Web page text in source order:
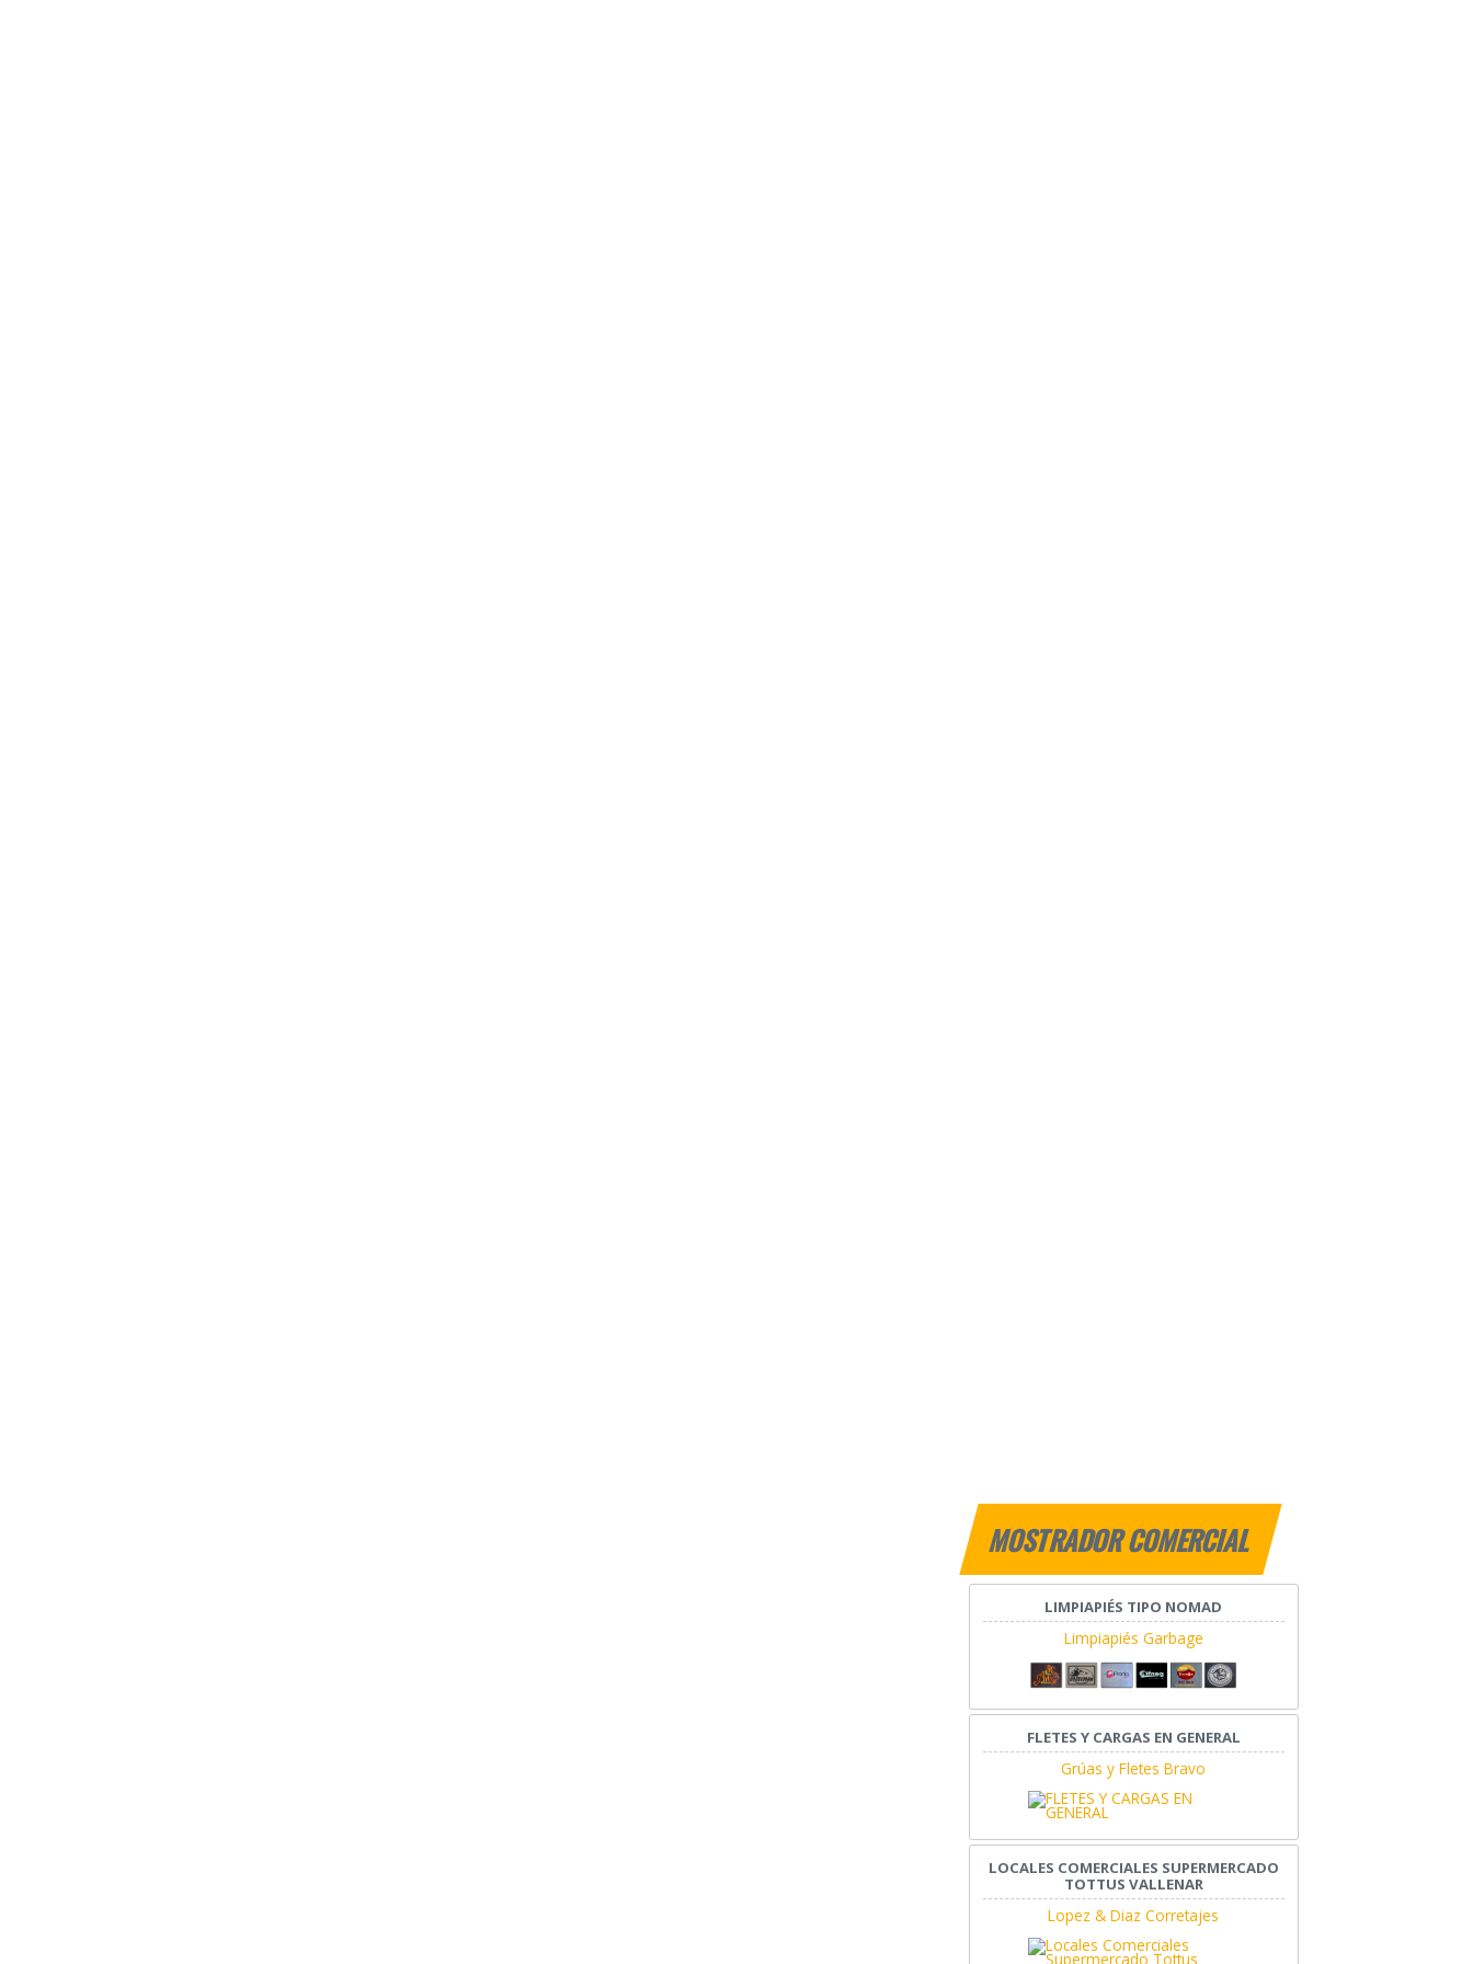
MOSTRADOR COMERCIAL
LIMPIAPIÉS TIPO NOMAD
Limpiapiés Garbage
FLETES Y CARGAS EN GENERAL
Grúas y Fletes Bravo
LOCALES COMERCIALES SUPERMERCADO
TOTTUS VALLENAR
Lopez & Diaz Corretajes